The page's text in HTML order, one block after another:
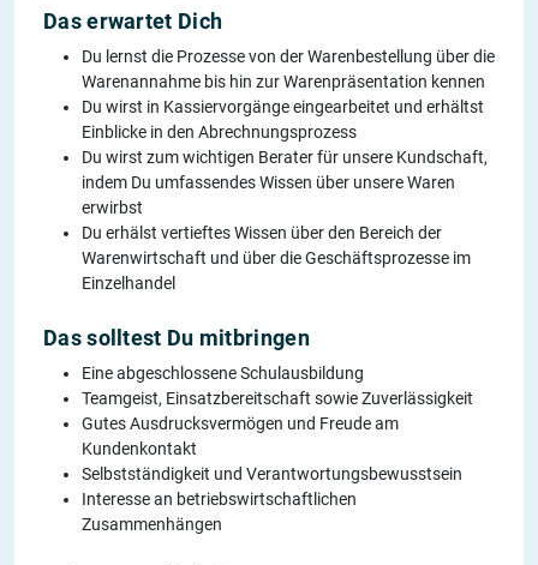
Das erwartet Dich
Du lernst die Prozesse von der Warenbestellung über die
Warenannahme bis hin zur Warenpräsentation kennen
Du wirst in Kassiervorgänge eingearbeitet und erhältst
Einblicke in den Abrechnungsprozess
Du wirst zum wichtigen Berater für unsere Kundschaft,
indem Du umfassendes Wissen über unsere Waren
erwirbst
Du erhälst vertieftes Wissen über den Bereich der
Warenwirtschaft und über die Geschäftsprozesse im
Einzelhandel
Das solltest Du mitbringen
Eine abgeschlossene Schulausbildung
Teamgeist, Einsatzbereitschaft sowie Zuverlässigkeit
Gutes Ausdrucksvermögen und Freude am
Kundenkontakt
Selbstständigkeit und Verantwortungsbewusstsein
Interesse an betriebswirtschaftlichen
Zusammenhängen